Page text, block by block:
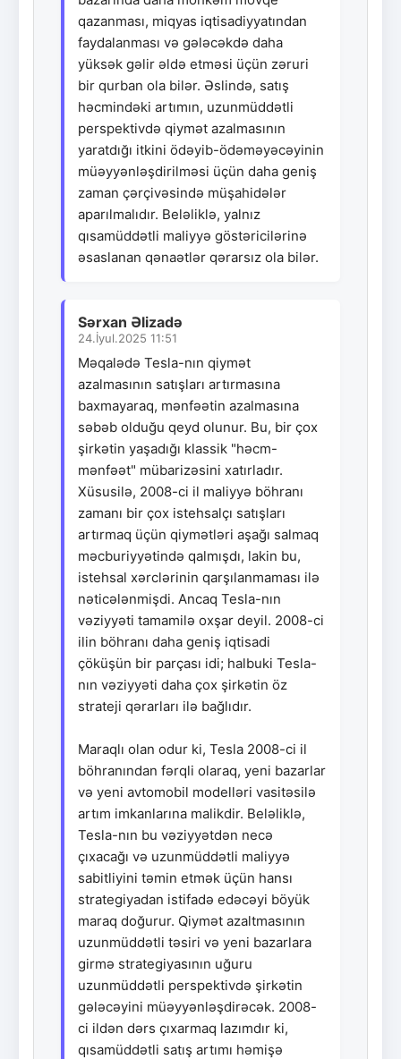
qazanması, miqyas iqtisadiyyatından
faydalanması və gələcəkdə daha
yüksək gəlir əldə etməsi üçün zəruri
bir qurban ola bilər. Əslində, satış
həcmindəki artımın, uzunmüddətli
perspektivdə qiymət azalmasının
yaratdığı itkini ödəyib-ödəməyəcəyinin
müəyyənləşdirilməsi üçün daha geniş
zaman çərçivəsində müşahidələr
aparılmalıdır. Beləliklə, yalnız
qısamüddətli maliyyə göstəricilərinə
əsaslanan qənaətlər qərarsız ola bilər.
Sərxan Əlizadə
24.İyul.2025 11:51
Məqalədə Tesla-nın qiymət
azalmasının satışları artırmasına
baxmayaraq, mənfəətin azalmasına
səbəb olduğu qeyd olunur. Bu, bir çox
şirkətin yaşadığı klassik "həcm-
mənfəət" mübarizəsini xatırladır.
Xüsusilə, 2008-ci il maliyyə böhranı
zamanı bir çox istehsalçı satışları
artırmaq üçün qiymətləri aşağı salmaq
məcburiyyətində qalmışdı, lakin bu,
istehsal xərclərinin qarşılanmaması ilə
nəticələnmişdi. Ancaq Tesla-nın
vəziyyəti tamamilə oxşar deyil. 2008-ci
ilin böhranı daha geniş iqtisadi
çöküşün bir parçası idi; halbuki Tesla-
nın vəziyyəti daha çox şirkətin öz
strateji qərarları ilə bağlıdır.
Maraqlı olan odur ki, Tesla 2008-ci il
böhranından fərqli olaraq, yeni bazarlar
və yeni avtomobil modelləri vasitəsilə
artım imkanlarına malikdir. Beləliklə,
Tesla-nın bu vəziyyətdən necə
çıxacağı və uzunmüddətli maliyyə
sabitliyini təmin etmək üçün hansı
strategiyadan istifadə edəcəyi böyük
maraq doğurur. Qiymət azaltmasının
uzunmüddətli təsiri və yeni bazarlara
girmə strategiyasının uğuru
uzunmüddətli perspektivdə şirkətin
gələcəyini müəyyənləşdirəcək. 2008-
ci ildən dərs çıxarmaq lazımdır ki,
qısamüddətli satış artımı həmişə